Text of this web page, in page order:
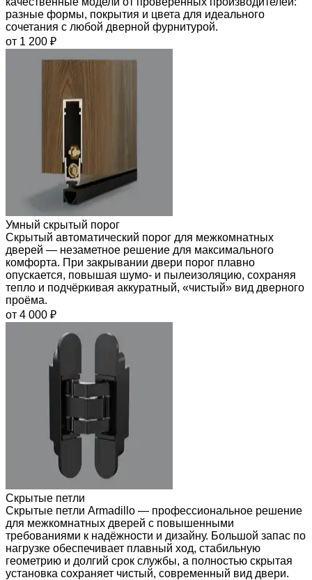
разные формы, покрытия и цвета для идеального
сочетания с любой дверной фурнитурой.
от 1 200 ₽
Умный скрытый порог
Скрытый автоматический порог для межкомнатных
дверей — незаметное решение для максимального
комфорта. При закрывании двери порог плавно
опускается, повышая шумо- и пылеизоляцию, сохраняя
тепло и подчёркивая аккуратный, «чистый» вид дверного
проёма.
от 4 000 ₽
Скрытые петли
Скрытые петли Armadillo — профессиональное решение
для межкомнатных дверей с повышенными
требованиями к надёжности и дизайну. Большой запас по
нагрузке обеспечивает плавный ход, стабильную
геометрию и долгий срок службы, а полностью скрытая
установка сохраняет чистый, современный вид двери.